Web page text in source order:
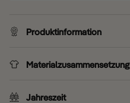
Produktinformation
Materialzusammensetzung
Jahreszeit